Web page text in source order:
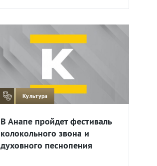
Культура
В Анапе пройдет фестиваль
колокольного звона и
духовного песнопения